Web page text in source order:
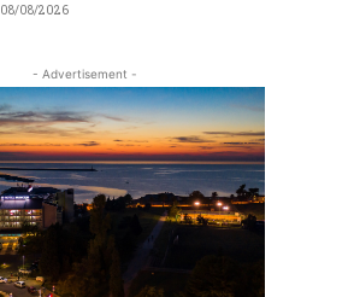
08/08/2026
- Advertisement -